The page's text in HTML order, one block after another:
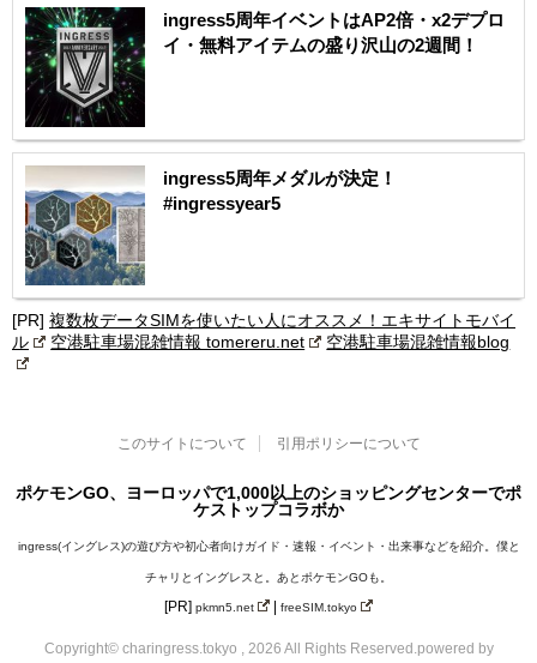
ingress5周年イベントはAP2倍・x2デプロ
イ・無料アイテムの盛り沢山の2週間！
ingress5周年メダルが決定！
#ingressyear5
[PR] 複数枚データSIMを使いたい人にオススメ！エキサイトモバイ
ル
空港駐車場混雑情報 tomereru.net 空港駐車場混雑情報blog
このサイトについて 引用ポリシーについて
ポケモンGO、ヨーロッパで1,000以上のショッピングセンターでポ
ケストップコラボか
ingress(イングレス)の遊び方や初心者向けガイド・速報・イベント・出来事などを紹介。僕と
チャリとイングレスと。あとポケモンGOも。
[PR]pkmn5.net freeSIM.tokyo
Copyright© charingress.tokyo , 2026 All Rights Reserved.powered by